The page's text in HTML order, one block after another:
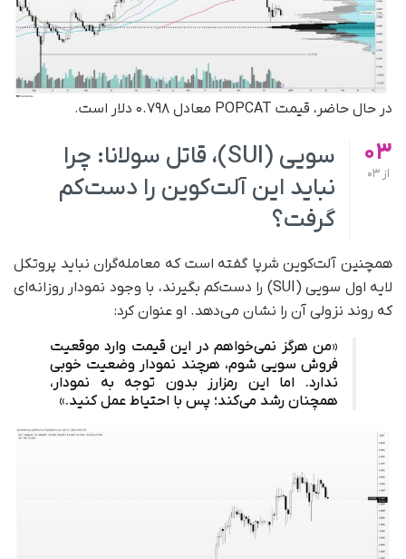
در حال حاضر، قیمت POPCAT معادل ۰.۷۹۸ دلار است.
03
از 03
سویی (SUI)، قاتل سولانا: چرا
نباید این آلت‌کوین را دست‌کم
گرفت؟
همچنین آلت‌کوین شرپا گفته است که معامله‌گران نباید پروتکل
لایه اول سویی (SUI) را دست‌کم بگیرند، با وجود نمودار روزانه‌ای
که روند نزولی آن را نشان می‌دهد. او عنوان کرد:
«من هرگز نمی‌خواهم در این قیمت وارد موقعیت
فروش سویی شوم، هرچند نمودار وضعیت خوبی
ندارد. اما این رمزارز بدون توجه به نمودار،
همچنان رشد می‌کند؛ پس با احتیاط عمل کنید.»